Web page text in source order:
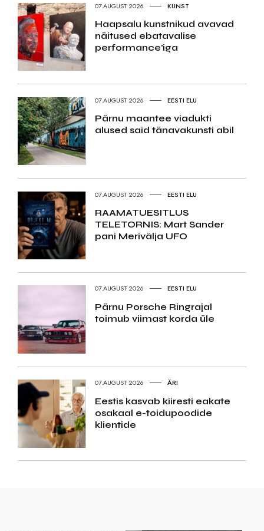
07.AUGUST 2026 KUNST
Haapsalu kunstnikud avavad
näitused ebatavalise
performance’iga
07.AUGUST 2026 EESTI ELU
Pärnu maantee viadukti
alused said tänavakunsti abil
07.AUGUST 2026 EESTI ELU
RAAMATUESITLUS
TELETORNIS: Mart Sander
pani Merivälja UFO
07.AUGUST 2026 EESTI ELU
Pärnu Porsche Ringrajal
toimub viimast korda üle
07.AUGUST 2026 ÄRI
Eestis kasvab kiiresti eakate
osakaal e-toidupoodide
klientide